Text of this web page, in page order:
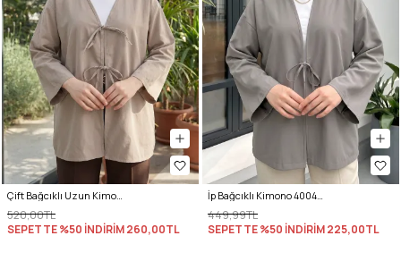
Çift Bağcıklı Uzun Kimono 262353 - TAŞ RENGİ
520,00TL
SEPETTE %50 İNDİRİM260,00TL
İp Bağcıklı Kimono 40046 - KOYU GRİ
449,99TL
SEPETTE %50 İNDİRİM225,00TL